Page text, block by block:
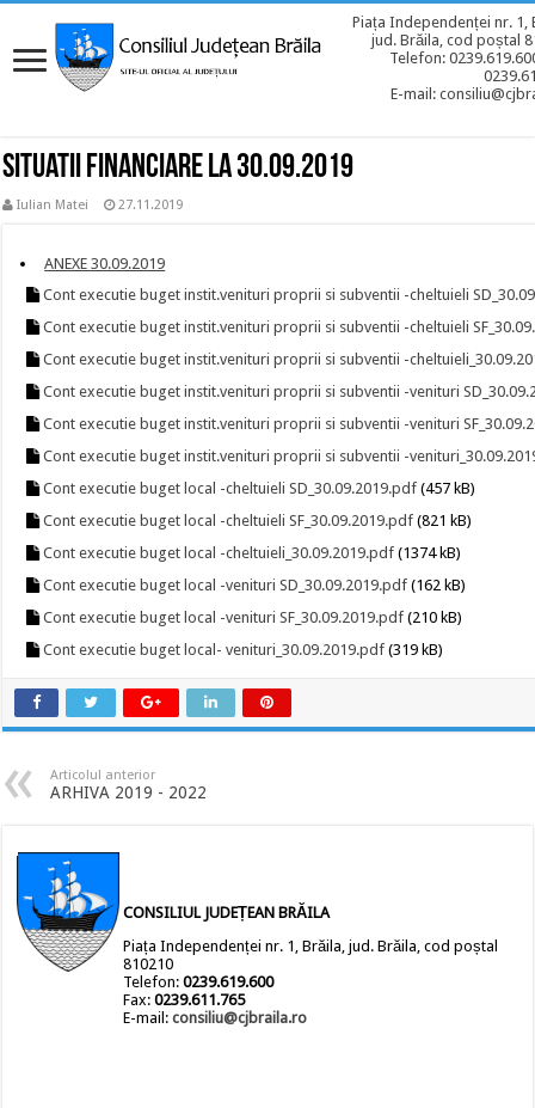
Piața Independenței nr. 1,
jud. Brăila, cod poștal
Telefon:
E-mail:
Situatii financiare la 30.09.2019
Iulian Matei 27.11.2019
ANEXE 30.09.2019
Cont executie buget instit.venituri proprii si subventii -cheltuieli
Cont executie buget instit.venituri proprii si subventii -cheltuieli
Cont executie buget instit.venituri proprii si subventii -
Cont executie buget instit.venituri proprii si subventii -venituri
Cont executie buget instit.venituri proprii si subventii -venituri
Cont executie buget instit.venituri proprii si subventii -
Cont executie buget local -cheltuieli SD_30.09.2019.pdf (457 kB)
Cont executie buget local -cheltuieli SF_30.09.2019.pdf (821 kB)
Cont executie buget local -cheltuieli_30.09.2019.pdf (1374 kB)
Cont executie buget local -venituri SD_30.09.2019.pdf (162 kB)
Cont executie buget local -venituri SF_30.09.2019.pdf (210 kB)
Cont executie buget local- venituri_30.09.2019.pdf (319 kB)
Articolul anterior
ARHIVA 2019 - 2022
CONSILIUL JUDEȚEAN BRĂILA
Piața Independenței nr. 1, Brăila, jud. Brăila, cod poștal
810210
Telefon:0239.619.600
Fax:0239.611.765
E-mail:consiliu@cjbraila.ro